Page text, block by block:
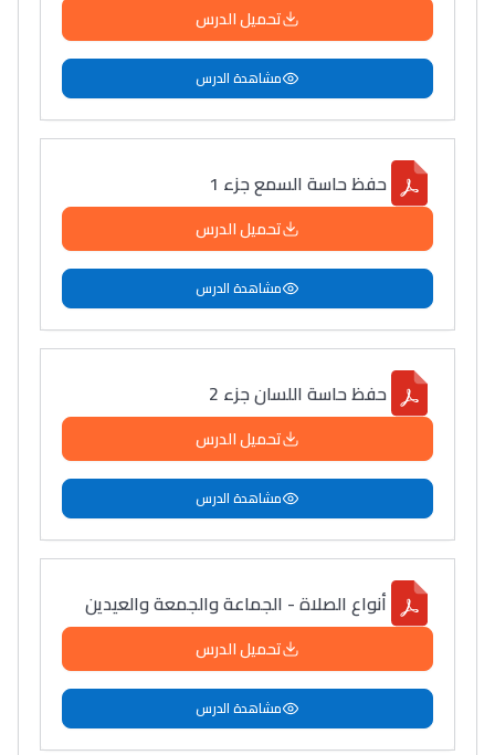
تحميل الدرس
مشاهدة الدرس
حفظ حاسة السمع جزء 1
تحميل الدرس
مشاهدة الدرس
حفظ حاسة اللسان جزء 2
تحميل الدرس
مشاهدة الدرس
أنواع الصلاة - الجماعة والجمعة والعيدين
تحميل الدرس
مشاهدة الدرس